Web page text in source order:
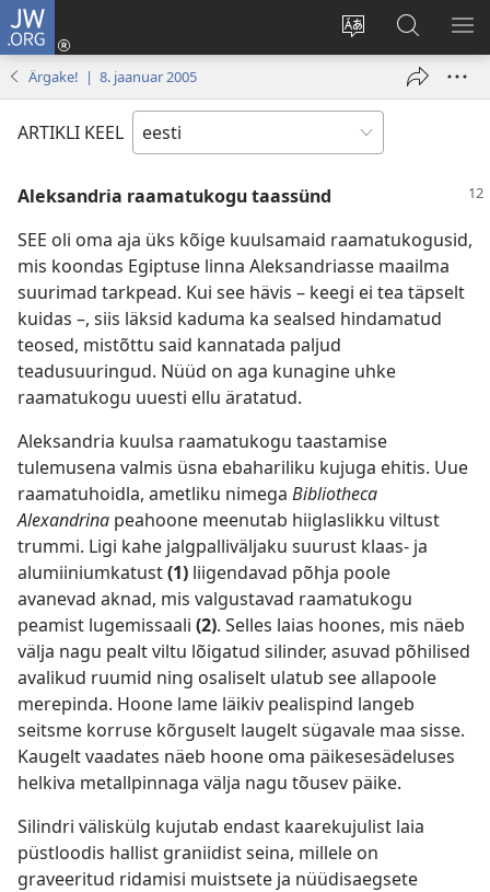
JW.ORG
Muuda
veebisaidi
Logi
sisse
akna)
Otsi
saidilt
JW.ORG
Ärgake! | 8. jaanuar 2005
ARTIKLI KEEL
Aleksandria raamatukogu taassünd
SEE oli oma aja üks kõige kuulsamaid raamatukogusid,
mis koondas Egiptuse linna Aleksandriasse maailma
suurimad tarkpead. Kui see hävis – keegi ei tea täpselt
kuidas –, siis läksid kaduma ka sealsed hindamatud
teosed, mistõttu said kannatada paljud
teadusuuringud. Nüüd on aga kunagine uhke
raamatukogu uuesti ellu äratatud.
Aleksandria kuulsa raamatukogu taastamise
tulemusena valmis üsna ebahariliku kujuga ehitis. Uue
raamatuhoidla, ametliku nimega Bibliotheca
Alexandrina peahoone meenutab hiiglaslikku viltust
trummi. Ligi kahe jalgpalliväljaku suurust klaas- ja
alumiiniumkatust(1) liigendavad põhja poole
avanevad aknad, mis valgustavad raamatukogu
peamist lugemissaali (2). Selles laias hoones, mis näeb
välja nagu pealt viltu lõigatud silinder, asuvad põhilised
avalikud ruumid ning osaliselt ulatub see allapoole
merepinda. Hoone lame läikiv pealispind langeb
seitsme korruse kõrguselt laugelt sügavale maa sisse.
Kaugelt vaadates näeb hoone oma päikesesädeluses
helkiva metallpinnaga välja nagu tõusev päike.
Silindri väliskülg kujutab endast kaarekujulist laia
püstloodis hallist graniidist seina, millele on
graveeritud ridamisi muistsete ja nüüdisaegsete